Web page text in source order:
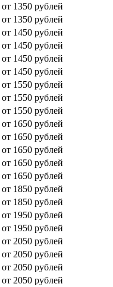
от 1350 рублей
от 1350 рублей
от 1450 рублей
от 1450 рублей
от 1450 рублей
от 1450 рублей
от 1550 рублей
от 1550 рублей
от 1550 рублей
от 1650 рублей
от 1650 рублей
от 1650 рублей
от 1650 рублей
от 1650 рублей
от 1850 рублей
от 1850 рублей
от 1950 рублей
от 1950 рублей
от 2050 рублей
от 2050 рублей
от 2050 рублей
от 2050 рублей